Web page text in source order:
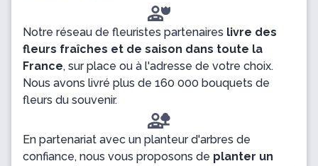
Notre réseau de fleuristes partenaires livre des
fleurs fraîches et de saison dans toute la
France, sur place ou à l'adresse de votre choix.
Nous avons livré plus de 160 000 bouquets de
fleurs du souvenir.
En partenariat avec un planteur d'arbres de
confiance, nous vous proposons de planter un